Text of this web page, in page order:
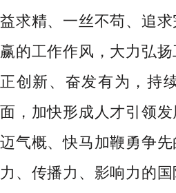
益求精、一丝不苟、追
赢的工作作风，大力弘
正创新、奋发有为，持
面，加快形成人才引领
迈气概、快马加鞭勇争
力、传播力、影响力的